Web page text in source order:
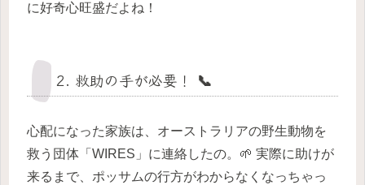
に好奇心旺盛だよね！
2. 救助の手が必要！ 📞
心配になった家族は、オーストラリアの野生動物を
救う団体「WIRES」に連絡したの。🌱 実際に助けが
来るまで、ポッサムの行方がわからなくなっちゃっ